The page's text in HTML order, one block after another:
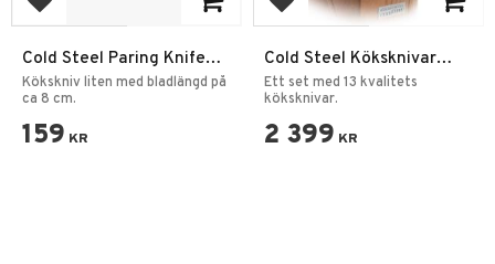
Add to favorites
Cold Steel Paring Knife
Kitchen Classics kniv
Kökskniv liten med bladlängd på
ca 8 cm.
159 KR
Add to favorites
Cold Steel Köksknivar
Kitchen Classics 13 knivar
Ett set med 13 kvalitets
köksknivar.
2 399 KR